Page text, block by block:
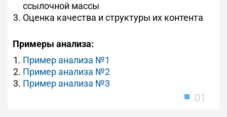
ссылочной массы
Оценка качества и структуры их контента
Примеры анализа:
Пример анализа №1
Пример анализа №2
Пример анализа №3
01